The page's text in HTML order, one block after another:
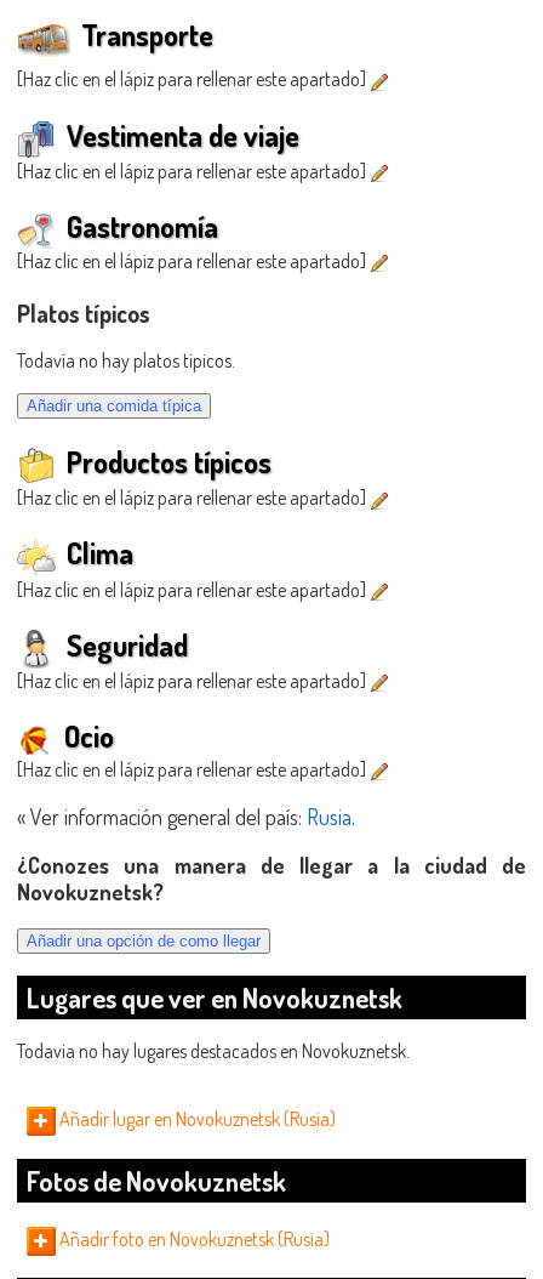
Transporte
[Haz clic en el lápiz para rellenar este apartado]
Vestimenta de viaje
[Haz clic en el lápiz para rellenar este apartado]
Gastronomía
[Haz clic en el lápiz para rellenar este apartado]
Platos típicos
Todavía no hay platos típicos.
Productos típicos
[Haz clic en el lápiz para rellenar este apartado]
Clima
[Haz clic en el lápiz para rellenar este apartado]
Seguridad
[Haz clic en el lápiz para rellenar este apartado]
Ocio
[Haz clic en el lápiz para rellenar este apartado]
« Ver información general del país: Rusia.
¿Conozes una manera de llegar a la ciudad de
Novokuznetsk?
Lugares que ver en Novokuznetsk
Todavia no hay lugares destacados en Novokuznetsk.
Añadir lugar en Novokuznetsk (Rusia)
Fotos de Novokuznetsk
Añadir foto en Novokuznetsk (Rusia)